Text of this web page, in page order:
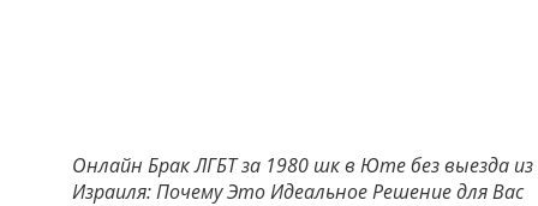
Онлайн Брак ЛГБТ за 1980 шк в Юте без выезда из
Израиля: Почему Это Идеальное Решение для Вас